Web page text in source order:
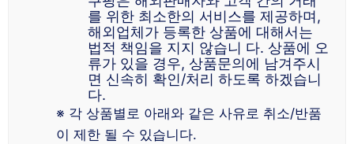
를 위한 최소한의 서비스를 제공하며,
해외업체가 등록한 상품에 대해서는
법적 책임을 지지 않습니 다. 상품에 오
류가 있을 경우, 상품문의에 남겨주시
면 신속히 확인/처리 하도록 하겠습니
다.
※ 각 상품별로 아래와 같은 사유로 취소/반품
이 제한 될 수 있습니다.